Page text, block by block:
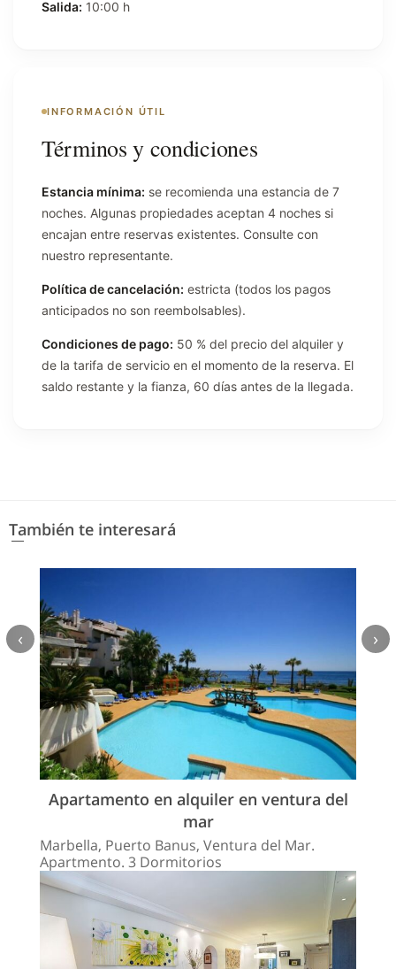
Salida: 10:00 h
INFORMACIÓN ÚTIL
Términos y condiciones
Estancia mínima: se recomienda una estancia de 7
noches. Algunas propiedades aceptan 4 noches si
encajan entre reservas existentes. Consulte con
nuestro representante.
Política de cancelación: estricta (todos los pagos
anticipados no son reembolsables).
Condiciones de pago: 50 % del precio del alquiler y
de la tarifa de servicio en el momento de la reserva. El
saldo restante y la fianza, 60 días antes de la llegada.
También te interesará
Apartamento en alquiler en ventura del
mar
Marbella, Puerto Banus, Ventura del Mar.
Apartmento. 3 Dormitorios
‹ ›